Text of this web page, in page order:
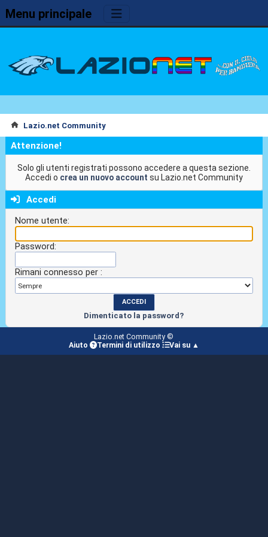
Menu principale
Lazio.net Community
Attenzione!
Solo gli utenti registrati possono accedere a questa sezione.
Accedi o crea un nuovo account su Lazio.net Community
Accedi
Nome utente:
Password:
Rimani connesso per :
Dimenticato la password?
Lazio.net Community ©
Aiuto
Termini di utilizzo Vai su ▲